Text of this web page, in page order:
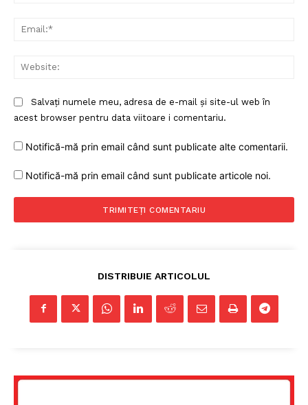
Salvați numele meu, adresa de e-mail și site-ul web în
acest browser pentru data viitoare i comentariu.
Notifică-mă prin email când sunt publicate alte comentarii.
Notifică-mă prin email când sunt publicate articole noi.
DISTRIBUIE ARTICOLUL